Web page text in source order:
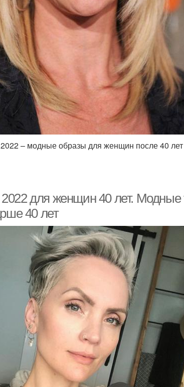
– модные образы для женщин после 40 лет
для женщин 40 лет. Модные
40 лет